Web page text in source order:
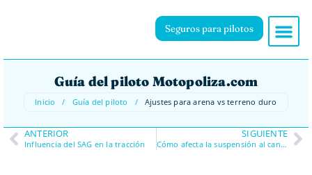
Seguros para pilotos
Guía del piloto Motopoliza.com
Inicio / Guía del piloto / Ajustes para arena vs terreno duro
ANTERIOR
Influencia del SAG en la tracción
SIGUIENTE
Cómo afecta la suspensión al cansancio del piloto